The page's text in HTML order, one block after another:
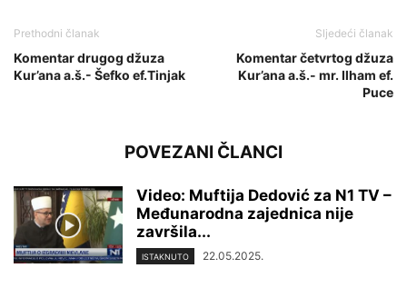
Prethodni članak
Komentar drugog džuza
Kur’ana a.š.- Šefko ef.Tinjak
Sljedeći članak
Komentar četvrtog džuza
Kur’ana a.š.- mr. Ilham ef.
Puce
POVEZANI ČLANCI
Video: Muftija Dedović za N1 TV –
Međunarodna zajednica nije
završila...
ISTAKNUTO 22.05.2025.